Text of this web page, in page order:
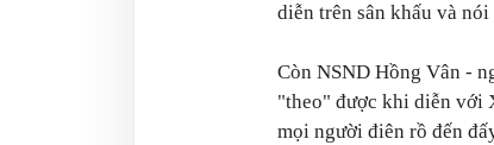
diễn trên sân khấu và
Còn NSND Hồng Vân -
"theo" được khi diễn với
mọi người điên rồ đến